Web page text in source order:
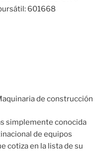
601668
de construcción
simplemente conocida
de equipos
cotiza en la lista de su